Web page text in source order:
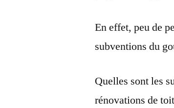
En effet, peu de
subventions du
Quelles sont les
rénovations de